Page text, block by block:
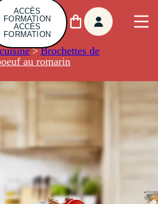
ACCÈS
FORMATION
ACCÈS
FORMATION
> Brochettes de
au romarin